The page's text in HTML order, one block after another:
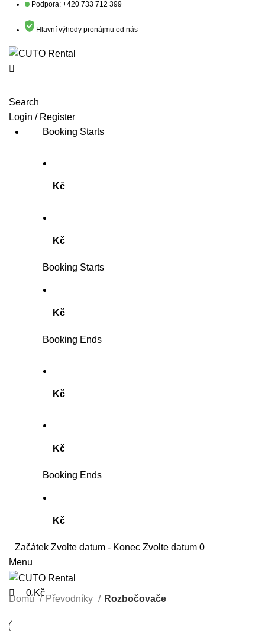
Podpora: +420 733 712 399
Hlavní výhody pronájmu od nás
Search
Login / Register
Booking Starts
Kč
Kč
Booking Starts
Kč
Booking Ends
Kč
Kč
Booking Ends
Kč
Začátek Zvolte datum - Konec Zvolte datum 0
Menu
0Kč
Domů Převodníky Rozbočovače